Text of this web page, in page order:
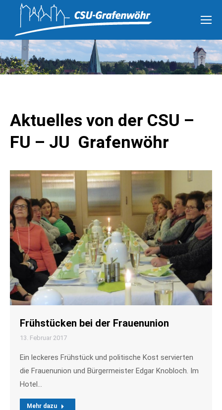
Aktuelles von der CSU –
FU – JU Grafenwöhr
Frühstücken bei der Frauenunion
13. Februar 2017
Ein leckeres Frühstück und politische Kost servierten
die Frauenunion und Bürgermeister Edgar Knobloch. Im
Hotel…
Mehr dazu